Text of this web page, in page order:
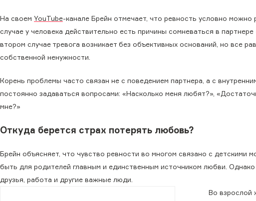
На своем YouTube-канале Брейн отмечает, что ревность условно
случае у человека действительно есть причины сомневаться в
втором случае тревога возникает без объективных оснований, но все
собственной ненужности.
Корень проблемы часто связан не с поведением партнера, а с
постоянно задаваться вопросами: «Насколько меня любят?»,
мне?»
Откуда берется страх потерять любовь?
Брейн объясняет, что чувство ревности во многом связано с детскими
быть для родителей главным и единственным источником любви.
друзья, работа и другие важные люди.
Во взрослой